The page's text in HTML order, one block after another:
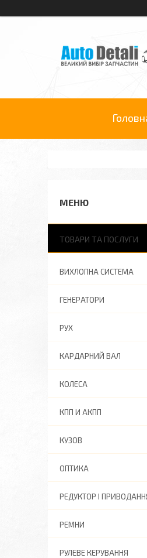
ТОВАРИ ТА ПОСЛУГИ
ВИХЛОПНА СИСТЕМА
ГЕНЕРАТОРИ
РУХ
КАРДАРНИЙ ВАЛ
КОЛЕСА
КПП И АКПП
КУЗОВ
ОПТИКА
РЕДУКТОР І
РЕМНИ
РУЛЕВЕ КЕРУВАННЯ